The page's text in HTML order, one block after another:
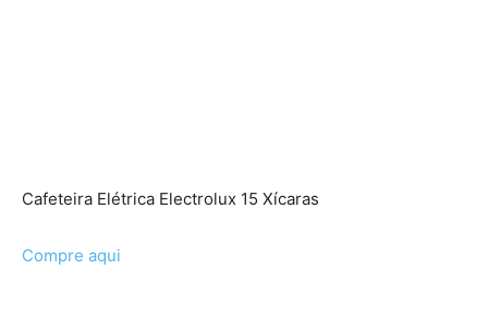
Cafeteira Elétrica Electrolux 15 Xícaras
Compre aqui